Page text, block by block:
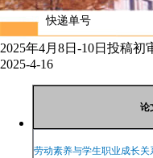
2025年4月8日-10日投稿初
2025-4-16
论
劳动素养与学生职业成长关
快递单号